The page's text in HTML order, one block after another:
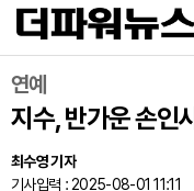
연예
지수, 반가운 손인
최수영 기자
기사입력 : 2025-08-01 11:11